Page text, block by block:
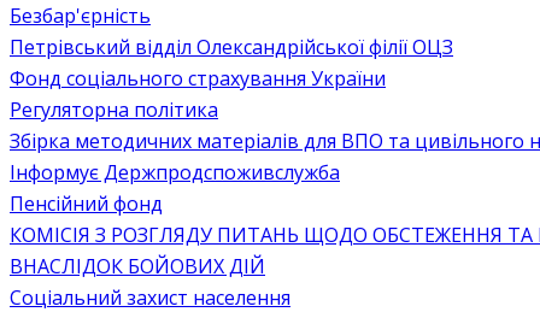
Безбар'єрність
Петрівський відділ Олександрійської філії ОЦЗ
Фонд соціального страхування України
Регуляторна політика
Збірка методичних матеріалів для ВПО та цивільного
Інформує Держпродспоживслужба
Пенсійний фонд
КОМІСІЯ З РОЗГЛЯДУ ПИТАНЬ ЩОДО ОБСТЕЖЕННЯ
ВНАСЛІДОК БОЙОВИХ ДІЙ
Соціальний захист населення